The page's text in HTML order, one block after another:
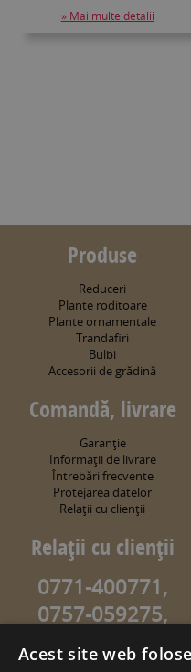
» Mai multe detalii
Produse
Reduceri
Plante roditoare
Plante ornamentale
Trandafiri
Bulbi
Accesorii de grădină
Comandă, livrare
Garanţie
Informaţii de livrare
Întrebări frecvente
Protejarea datelor
Relaţii cu clienţii
Relaţii cu clienţii
0771-400771,
0757-059275,
0757-059274
info@sweetgarden.ro
Acest site web